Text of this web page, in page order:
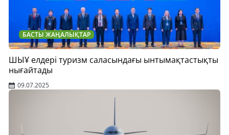
БАСТЫ ЖАҢАЛЫҚТАР
ШЫҰ елдері туризм саласындағы ынтымақтастықты
нығайтады
09.07.2025